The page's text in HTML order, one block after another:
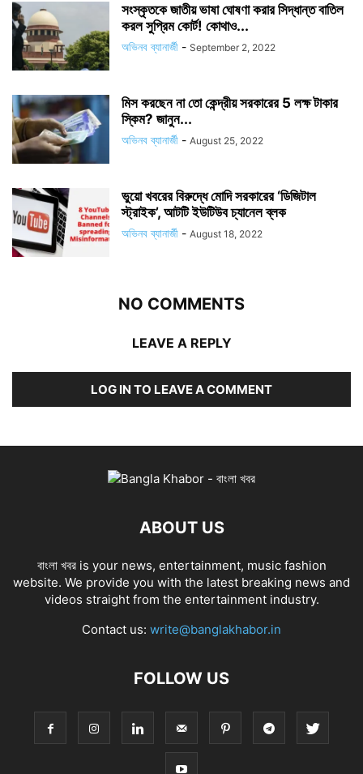
সংস্কৃতকে জাতীয় ভাষা ঘোষণা করার সিদ্ধান্ত বাতিল
করল সুপ্রিম কোর্ট! কোথাও...
অভিনব ব্যানার্জী - September 2, 2022
মিস করছেন না তো কেন্দ্রীয় সরকারের 5 লক্ষ টাকার
স্কিম? জানুন...
অভিনব ব্যানার্জী - August 25, 2022
ভুয়ো খবরের বিরুদ্ধে মোদি সরকারের ‘ডিজিটাল
স্ট্রাইক’, আটটি ইউটিউব চ্যানেল ব্লক
অভিনব ব্যানার্জী - August 18, 2022
NO COMMENTS
LEAVE A REPLY
LOG IN TO LEAVE A COMMENT
ABOUT US
বাংলা খবর is your news, entertainment, music fashion
website. We provide you with the latest breaking news and
videos straight from the entertainment industry.
Contact us: write@banglakhabor.in
FOLLOW US